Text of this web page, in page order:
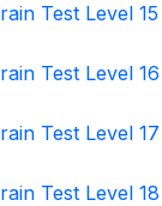
Test Level 15
Test Level 16
Test Level 17
Test Level 18